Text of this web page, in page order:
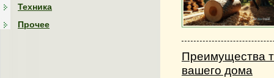
Техника
Прочее
Преимущества
вашего дома